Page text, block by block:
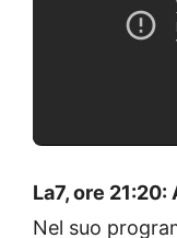
La7, ore
Nel suo